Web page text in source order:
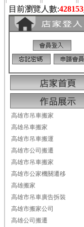
目前瀏覽人數:428153
高雄市吊車搬家
高雄吊車搬家
高雄市吊車搬運
高雄市公司搬遷
高雄市吊車搬家
高雄市公家機關遷移
高雄搬家
高雄市吊車廣告拆裝
高雄市搬家公司
高雄公司搬遷